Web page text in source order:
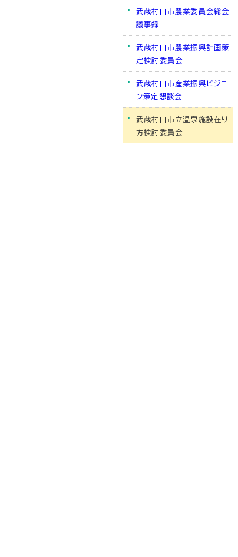
武蔵村山市農業委員会総会
議事録
武蔵村山市農業振興計画策
定検討委員会
武蔵村山市産業振興ビジョ
ン策定懇談会
武蔵村山市立温泉施設在り
方検討委員会